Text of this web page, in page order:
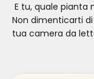
E tu, quale
Non dimenticarti
tua camera da